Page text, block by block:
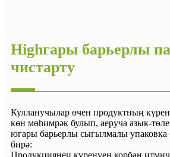
Highгары барьерлы
чистарту
Кулланучылар өчен продуктның
көн мөһимрәк булып, аеруча азык-
югары барьерлы сыгылмалы упаковка
бирә: